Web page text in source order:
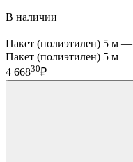
В наличии
Пакет (полиэтилен) 5 м —
Пакет (полиэтилен) 5 м
4 66830₽